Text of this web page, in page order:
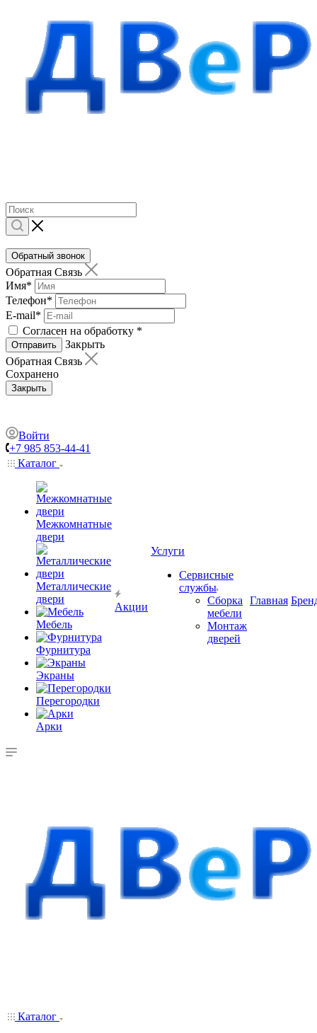
Обратный звонок
Обратная Связь
Имя*
Телефон*
E-mail*
Согласен на обработку *
Отправить
Закрыть
Обратная Связь
Сохранено
Закрыть
Войти
+7 985 853-44-41
Каталог
Межкомнатные
двери
Металлические
двери
Мебель
Фурнитура
Экраны
Перегородки
Арки
Акции
Услуги
Сервисные
службы
Сборка
мебели
Монтаж
дверей
Главная
Каталог